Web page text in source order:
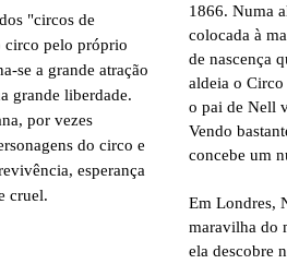
"circos de
circo pelo próprio
se a grande atração
grande liberdade.
por vezes
do circo e
esperança
cruel.
1866. Numa
colocada à
de nascença
aldeia o Circo
o pai de Nell
Vendo
concebe um
Em Londres,
maravilha do
ela descobre